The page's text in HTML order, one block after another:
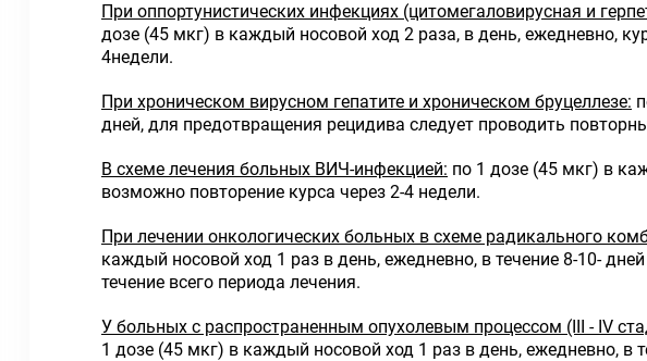
При оппортунистических инфекциях (цитомегаловирусная и
дозе (45 мкг) в каждый носовой ход 2 раза, в день, ежедневно,
4недели.
При хроническом вирусном гепатите и хроническом бруцеллезе:
дней, для предотвращения рецидива следует проводить
В схеме лечения больных ВИЧ-инфекцией: по 1 дозе (45 мкг) в
возможно повторение курса через 2-4 недели.
При лечении онкологических больных в схеме радикального
каждый носовой ход 1 раз в день, ежедневно, в течение 8-10-
течение всего периода лечения.
У больных с распространенным опухолевым процессом (III - IV
1 дозе (45 мкг) в каждый носовой ход 1 раз в день, ежедневно,